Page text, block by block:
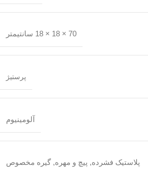
70 × 18 × 18 سانتیمتر
پرستیژ
آلومینیوم
پلاستیک فشرده, پیچ و مهره, گیره مخصوص